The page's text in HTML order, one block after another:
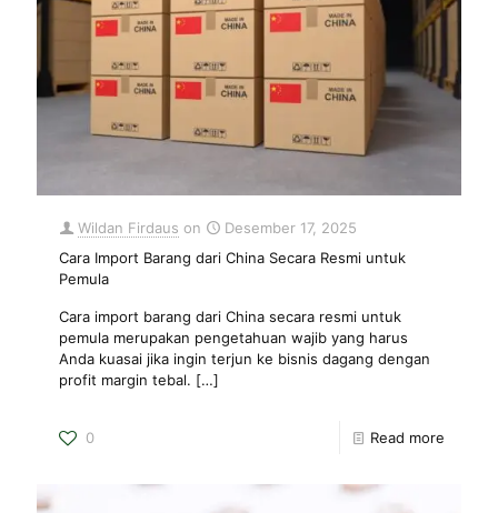
Wildan Firdaus on
Desember 17, 2025
Cara Import Barang dari China Secara Resmi untuk
Pemula
Cara import barang dari China secara resmi untuk
pemula merupakan pengetahuan wajib yang harus
Anda kuasai jika ingin terjun ke bisnis dagang dengan
profit margin tebal. […]
0 Read more